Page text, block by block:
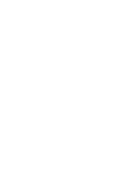
運費
運費